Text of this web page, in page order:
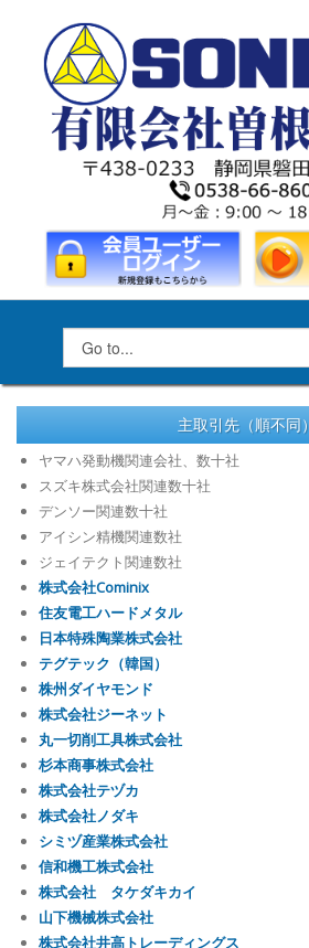
主取引先（順不同）
ヤマハ発動機関連会社、数十社
スズキ株式会社関連数十社
デンソー関連数十社
アイシン精機関連数社
ジェイテクト関連数社
株式会社Cominix
住友電工ハードメタル
日本特殊陶業株式会社
テグテック（韓国）
株州ダイヤモンド
株式会社ジーネット
丸一切削工具株式会社
杉本商事株式会社
株式会社テヅカ
株式会社ノダキ
シミヅ産業株式会社
信和機工株式会社
株式会社 タケダキカイ
山下機械株式会社
株式会社井高トレーディングス